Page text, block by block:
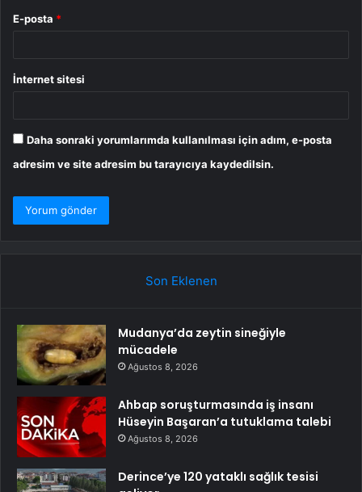
E-posta *
İnternet sitesi
Daha sonraki yorumlarımda kullanılması için adım, e-posta
adresim ve site adresim bu tarayıcıya kaydedilsin.
Son Eklenen
Mudanya’da zeytin sineğiyle
mücadele
Ağustos 8, 2026
Ahbap soruşturmasında iş insanı
Hüseyin Başaran’a tutuklama talebi
Ağustos 8, 2026
Derince’ye 120 yataklı sağlık tesisi